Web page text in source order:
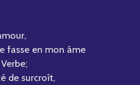
fasse en mon âme
de surcroît,